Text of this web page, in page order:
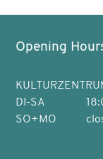
Opening
DI-SA
SO+MO